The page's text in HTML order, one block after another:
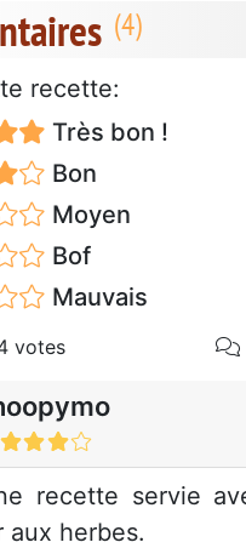
recette:
Très bon !
Bon
Moyen
Bof
Mauvais
votes
recette servie
aux herbes.